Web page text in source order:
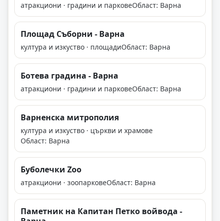
атракциони · градини и парковеОбласт: Варна
Площад Съборни - Варна
култура и изкуство · площадиОбласт: Варна
Ботева градина - Варна
атракциони · градини и парковеОбласт: Варна
Варненска митрополия
култура и изкуство · църкви и храмове
Област: Варна
Буболечки Zoo
атракциони · зоопарковеОбласт: Варна
Паметник на Капитан Петко войвода -